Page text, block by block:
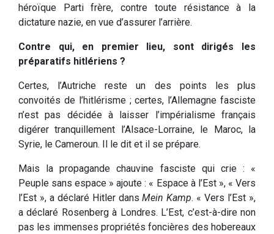
héroïque Parti frère, contre toute résistance à la
dictature nazie, en vue d’assurer l’arrière.
Contre qui, en premier lieu, sont dirigés les
préparatifs hitlériens ?
Certes, l’Autriche reste un des points les plus
convoités de l’hitlérisme ; certes, l’Allemagne fasciste
n’est pas décidée à laisser l’impérialisme français
digérer tranquillement l’Alsace-Lorraine, le Maroc, la
Syrie, le Cameroun. Il le dit et il se prépare.
Mais la propagande chauvine fasciste qui crie : «
Peuple sans espace » ajoute : « Espace à l’Est », « Vers
l’Est », a déclaré Hitler dansMein Kamp. « Vers l’Est »,
a déclaré Rosenberg à Londres. L’Est, c’est-à-dire non
pas les immenses propriétés foncières des hobereaux